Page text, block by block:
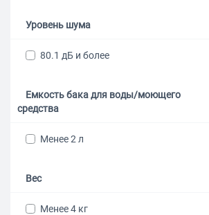
Уровень шума
80.1 дБ и более
Емкость бака для воды/моющего
средства
Менее 2 л
Вес
Менее 4 кг